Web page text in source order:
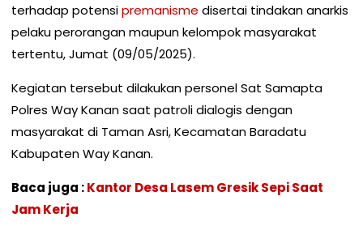
terhadap potensipremanisme disertai tindakan anarkis
pelaku perorangan maupun kelompok masyarakat
tertentu, Jumat (09/05/2025).
Kegiatan tersebut dilakukan personel Sat Samapta
Polres Way Kanan saat patroli dialogis dengan
masyarakat di Taman Asri, Kecamatan Baradatu
Kabupaten Way Kanan.
Baca juga :Kantor Desa Lasem Gresik Sepi Saat
Jam Kerja